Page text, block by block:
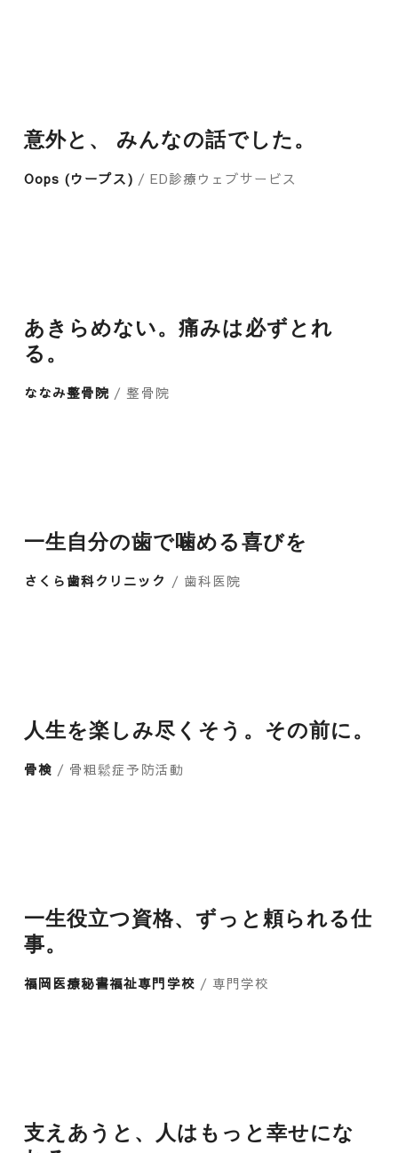
意外と、 みんなの話でした。
Oops (ウープス) / ED診療ウェブサービス
あきらめない。痛みは必ずとれ
る。
ななみ整骨院 / 整骨院
一生自分の歯で噛める喜びを
さくら歯科クリニック / 歯科医院
人生を楽しみ尽くそう。その前に。
骨検 / 骨粗鬆症予防活動
一生役立つ資格、ずっと頼られる仕
事。
福岡医療秘書福祉専門学校 / 専門学校
支えあうと、人はもっと幸せにな